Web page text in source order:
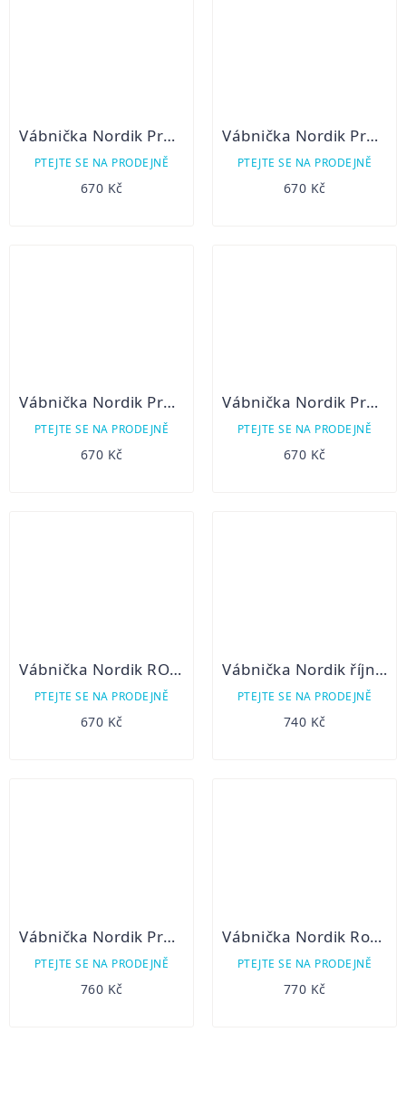
Vábnička Nordik Predator Pre Tuned-předladěná na lišku
PTEJTE SE NA PRODEJNĚ
670 Kč
Vábnička Nordik Predator-Agony
PTEJTE SE NA PRODEJNĚ
670 Kč
Vábnička Nordik Predator-Crying Bird na vábení lišek
PTEJTE SE NA PRODEJNĚ
670 Kč
Vábnička Nordik Pro Roe
PTEJTE SE NA PRODEJNĚ
670 Kč
Vábnička Nordik ROE- Roebuck call
PTEJTE SE NA PRODEJNĚ
670 Kč
Vábnička Nordik říjná laň
PTEJTE SE NA PRODEJNĚ
740 Kč
Vábnička Nordik Predator-Dančí
PTEJTE SE NA PRODEJNĚ
760 Kč
Vábnička Nordik Roe Set dvd
PTEJTE SE NA PRODEJNĚ
770 Kč